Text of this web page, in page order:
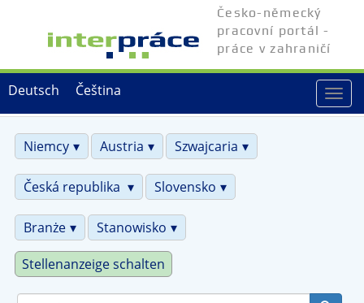
Čeština
Deutsch
Česko-německý
pracovní portál -
práce v zahraničí
Niemcy
Austria Szwajcaria
Česká republika Slovensko
Branże Stanowisko
Stellenanzeige schalten